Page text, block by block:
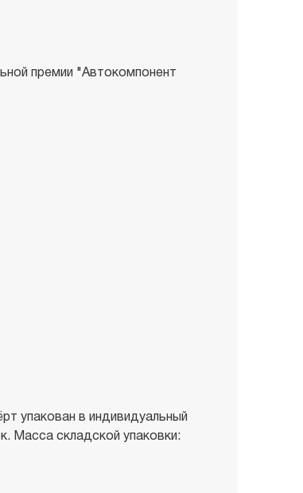
премии "Автокомпонент
упакован в индивидуальный
Масса складской упаковки: